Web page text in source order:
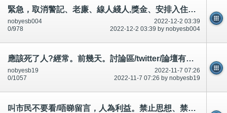
緊急，取消警記、老廉、線人綫人,獎金、安排入住公共屋邨,提出引誘迷惑,升職,全城吃屎、跳蝨等等!
2022-12-2 03:39
nobyesb004
2022-12-2 03:39 by nobyesb004
0/978
應該死了人?經常。前幾天。討論區/twitter/論壇有說有講.應該記得,引誘迷惑、升職事情等等
2022-11-7 07:26
nobyesb19
2022-11-7 07:26 by nobyesb19
0/1057
叫市民不要看/唔睇留言，人為利益。禁止思想、禁足(禁止外出、行街)感覺~第2